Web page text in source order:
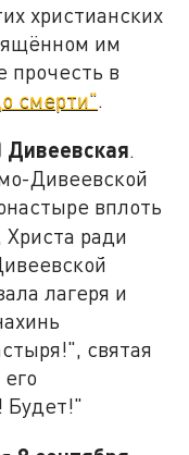
христианских
им
прочесть в
смерти".
.
Дивеевской
вплоть
Христа ради
лагеря и
святая
Будет!"